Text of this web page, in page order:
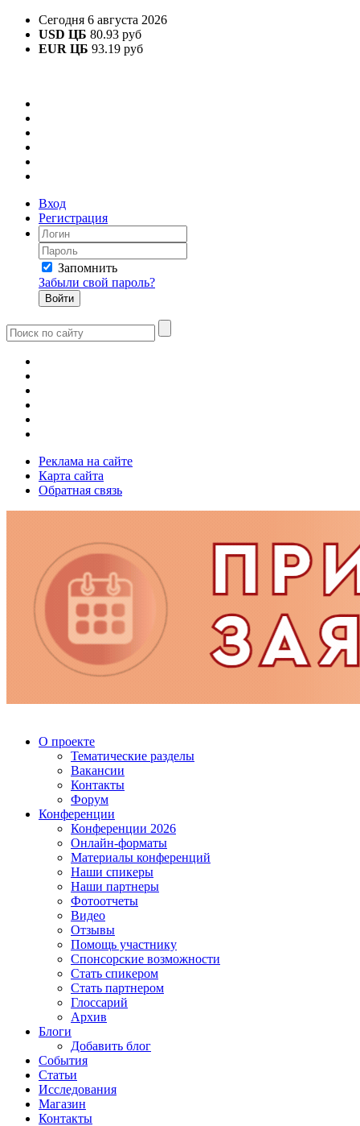
Сегодня 6 августа 2026
USD ЦБ 80.93 руб
EUR ЦБ 93.19 руб
Вход
Регистрация
Запомнить
Забыли свой пароль?
Реклама на сайте
Карта сайта
Обратная связь
О проекте
Тематические разделы
Вакансии
Контакты
Форум
Конференции
Конференции 2026
Онлайн-форматы
Материалы конференций
Наши спикеры
Наши партнеры
Фотоотчеты
Видео
Отзывы
Помощь участнику
Спонсорские возможности
Стать спикером
Стать партнером
Глоссарий
Архив
Блоги
Добавить блог
События
Статьи
Исследования
Магазин
Контакты